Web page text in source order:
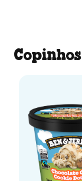
Copinhos